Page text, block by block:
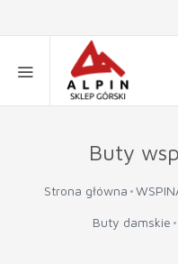
Buty
Strona główna
Buty damskie